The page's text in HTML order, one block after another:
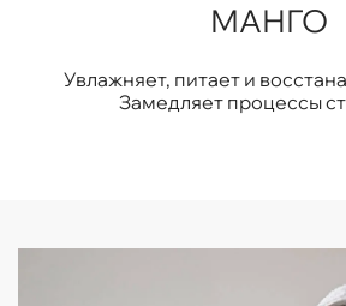
МАНГО
Увлажняет, питает и
Замедляет процессы